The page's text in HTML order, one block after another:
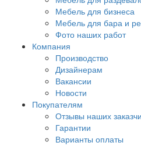
Мебель для бизнеса
Мебель для бара и
Фото наших работ
Компания
Производство
Дизайнерам
Вакансии
Новости
Покупателям
Отзывы наших
Гарантии
Варианты оплаты